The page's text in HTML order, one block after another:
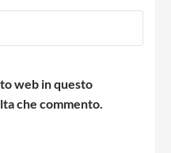
web in questo
che commento.